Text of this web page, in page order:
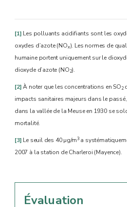
[1] Les polluants acidifiants sont les
oxydes d’azote (NOx). Les normes de
humaine portent uniquement sur le
dioxyde d’azote (NO2).
[2]À noter que les concentrations en SO2
impacts sanitaires majeurs dans le
dans la vallée de la Meuse en 1930 se
mortalité.
[3] Le seuil des 40 µg/m3a
2007 à la station de Charleroi (Mayence).
Évaluation